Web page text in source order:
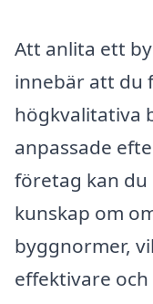
Att anlita ett
innebär att du
högkvalitativa
anpassade
företag kan du
kunskap om
byggnormer,
effektivare